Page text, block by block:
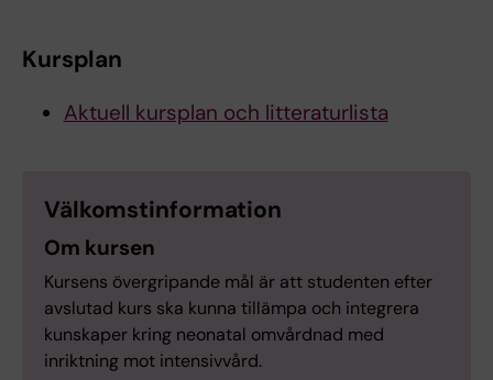
Kursplan
Aktuell kursplan och litteraturlista
Välkomstinformation
Om kursen
Kursens övergripande mål är att studenten efter
avslutad kurs ska kunna tillämpa och integrera
kunskaper kring neonatal omvårdnad med
inriktning mot intensivvård.